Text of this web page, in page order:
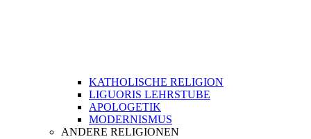
KATHOLISCHE RELIGION
LIGUORIS LEHRSTUBE
APOLOGETIK
MODERNISMUS
ANDERE RELIGIONEN